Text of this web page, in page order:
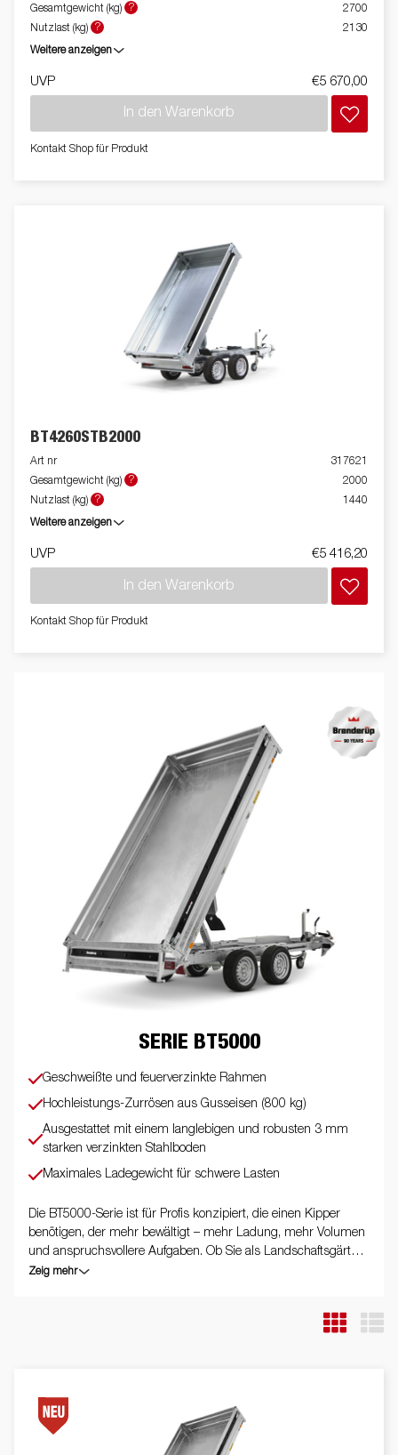
Gesamtgewicht (kg)
?
2700
Nutzlast (kg)
? 2130
Weitere anzeigen
UVP €5 670,00
In den Warenkorb
Kontakt Shop für Produkt
BT4260STB2000
Art nr
317621
Gesamtgewicht (kg)
?
2000
Nutzlast (kg)
? 1440
Weitere anzeigen
UVP €5 416,20
In den Warenkorb
Kontakt Shop für Produkt
SERIE BT5000
Geschweißte und feuerverzinkte Rahmen
Hochleistungs-Zurrösen aus Gusseisen (800 kg)
Ausgestattet mit einem langlebigen und robusten 3 mm
starken verzinkten Stahlboden
Maximales Ladegewicht für schwere Lasten
Die BT5000-Serie ist für Profis konzipiert, die einen Kipper
benötigen, der mehr bewältigt – mehr Ladung, mehr Volumen
und anspruchsvollere Aufgaben. Ob Sie als Landschaftsgärtner
Kies, Erde oder Pflanzen transportieren oder als
Nutzlast mit einem Gesamtgewicht von bis zu 3500 kg ist
Kippfunktion für ein sanftes und effizientes Entladen
ausgestattet. Die niedrige Ladehöhe vereinfacht das Beladen,
während der hohe Kippwinkel ein schnelles Entladen aller
Zeig mehr